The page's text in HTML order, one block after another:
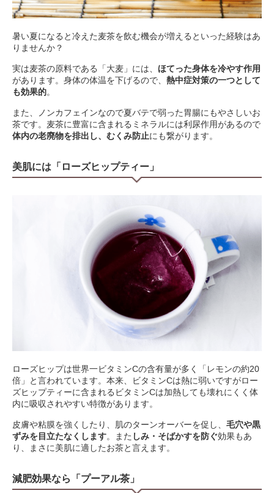
暑い夏になると冷えた麦茶を飲む機会が増えるといった経験はあ
りませんか？
実は麦茶の原料である「大麦」には、 ほてった身体を冷やす作用
があります。身体の体温を下げるので、 熱中症対策の一つとして
も効果的。
また、ノンカフェインなので夏バテで弱った胃腸にもやさしいお
茶です。麦茶に豊富に含まれるミネラルには利尿作用があるので
体内の老廃物を排出し、むくみ防止にも繋がります。
美肌には「ローズヒップティー」
ローズヒップは世界一ビタミンCの含有量が多く「レモンの約20
倍」と言われています。本来、ビタミンCは熱に弱いですがロー
ズヒップティーに含まれるビタミンCは加熱しても壊れにくく体
内に吸収されやすい特徴があります。
皮膚や粘膜を強くしたり、肌のターンオーバーを促し、 毛穴や黒
ずみを目立たなくします。また しみ・そばかすを防ぐ効果もあ
り、まさに美肌に適したお茶と言えます。
減肥効果なら「プーアル茶」